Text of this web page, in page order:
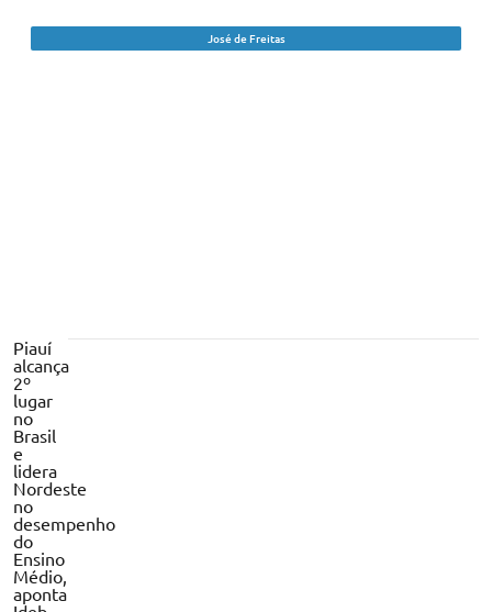
José de Freitas
Piauí
alcança
2º
lugar
no
Brasil
e
lidera
Nordeste
no
desempenho
do
Ensino
Médio,
aponta